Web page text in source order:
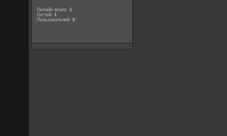
Онлайн всего:1
Гостей:1
Пользователей:0